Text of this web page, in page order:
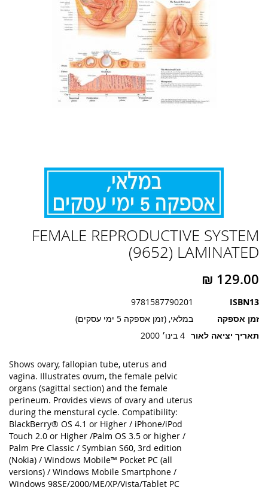
FEMALE REPRODUCTIVE SYSTEM
(9652) LAMINATED
ISBN13
9781587790201
זמן אספקה
במלאי, (זמן אספקה 5 ימי עסקים)
תאריך יציאה לאור 4 בינו׳ 2000
Shows ovary, fallopian tube, uterus and
vagina. Illustrates ovum, the female pelvic
organs (sagittal section) and the female
perineum. Provides views of ovary and uterus
during the menstural cycle. Compatibility:
BlackBerry® OS 4.1 or Higher / iPhone/iPod
Touch 2.0 or Higher /Palm OS 3.5 or higher /
Palm Pre Classic / Symbian S60, 3rd edition
(Nokia) / Windows Mobile™ Pocket PC (all
versions) / Windows Mobile Smartphone /
Windows 98SE/2000/ME/XP/Vista/Tablet PC
להתחלה
של
גלריית